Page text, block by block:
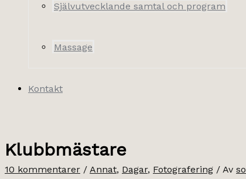
Självutvecklande samtal och program
Massage
Kontakt
Klubbmästare
10 kommentarer / Annat, Dagar, Fotografering / Av